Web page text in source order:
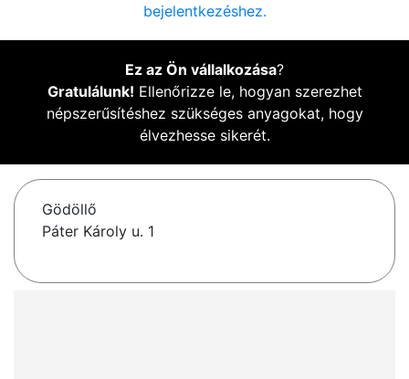
bejelentkezéshez.
Ez az Ön vállalkozása?
Gratulálunk! Ellenőrizze le, hogyan szerezhet
népszerűsítéshez szükséges anyagokat, hogy
élvezhesse sikerét.
Gödöllő
Páter Károly u. 1